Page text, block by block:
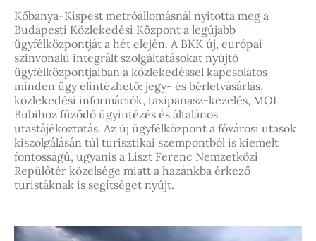
Kőbánya-Kispest metróállomásnál nyitotta meg a
Budapesti Közlekedési Központ a legújabb
ügyfélközpontját a hét elején. A BKK új, európai
színvonalú integrált szolgáltatásokat nyújtó
ügyfélközpontjaiban a közlekedéssel kapcsolatos
minden ügy elintézhető: jegy- és bérletvásárlás,
közlekedési információk, taxipanasz-kezelés, MOL
Bubihoz fűződő ügyintézés és általános
utastájékoztatás. Az új ügyfélközpont a fővárosi utasok
kiszolgálásán túl turisztikai szempontból is kiemelt
fontosságú, ugyanis a Liszt Ferenc Nemzetközi
Repülőtér közelsége miatt a hazánkba érkező
turistáknak is segítséget nyújt.